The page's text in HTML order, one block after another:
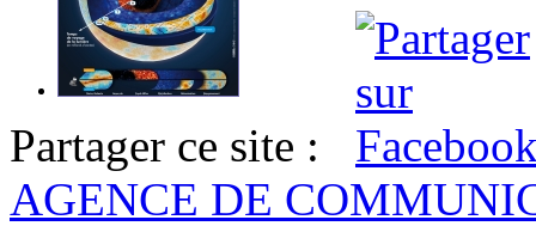
Partager ce site :
AGENCE DE